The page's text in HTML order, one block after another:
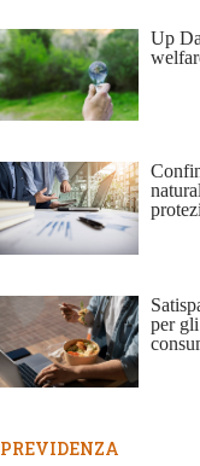
Up
per
PREVIDENZA